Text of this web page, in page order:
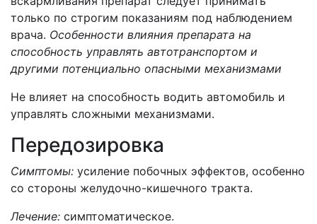
только по строгим показаниям под наблюдением
врача. Особенности влияния препарата на
способность управлять автотранспортом и
другими потенциально опасными механизмами
Не влияет на способность водить автомобиль и
управлять сложными механизмами.
Передозировка
Симптомы: усиление побочных эффектов, особенно
со стороны желудочно-кишечного тракта.
Лечение: симптоматическое.